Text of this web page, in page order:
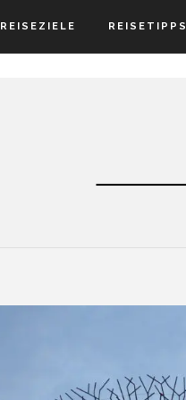
REISEZIELE REISETIPPS